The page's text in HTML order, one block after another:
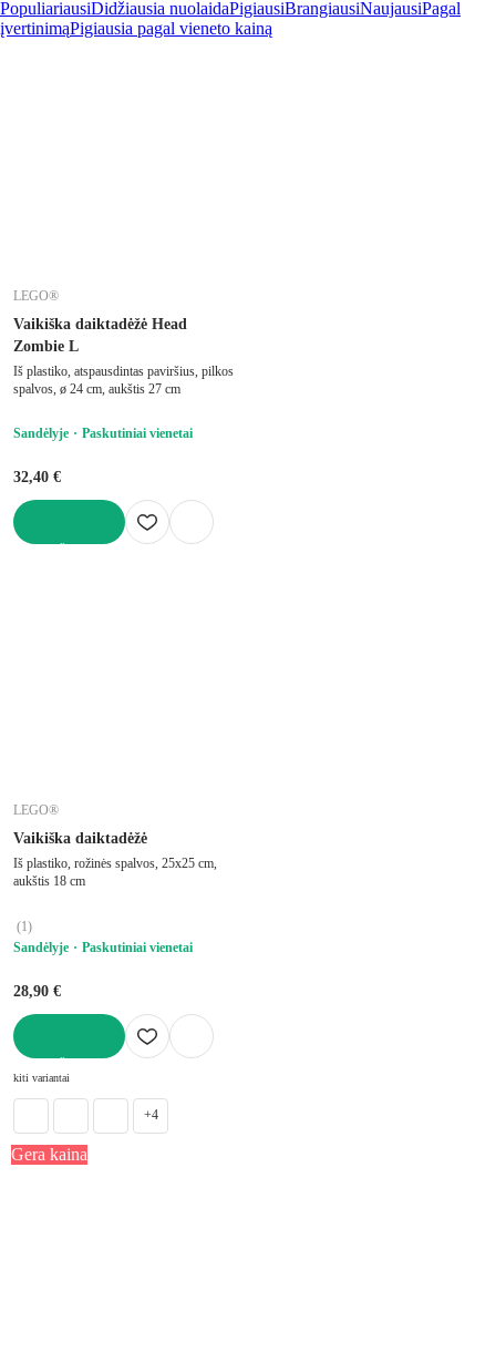
PopuliariausiDidžiausia nuolaidaPigiausiBrangiausiNaujausiPagal
įvertinimąPigiausia pagal vieneto kainą
LEGO®
Vaikiška daiktadėžė Head
Zombie L
Iš plastiko, atspausdintas paviršius, pilkos
spalvos, ø 24 cm, aukštis 27 cm
Sandėlyje Paskutiniai vienetai
32,40 €
LEGO®
Vaikiška daiktadėžė
Iš plastiko, rožinės spalvos, 25x25 cm,
aukštis 18 cm
(1)
Sandėlyje
Paskutiniai vienetai
28,90 €
kiti variantai
+4
Gera kaina